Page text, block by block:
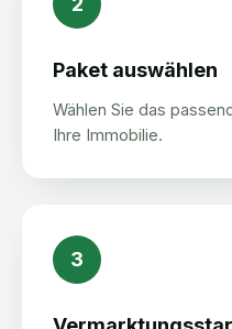
Paket auswählen
Wählen Sie das
Ihre Immobilie.
3